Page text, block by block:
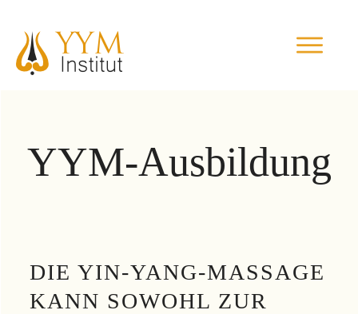
YYM-Ausbildung
DIE YIN-YANG-MASSAGE
KANN SOWOHL ZUR